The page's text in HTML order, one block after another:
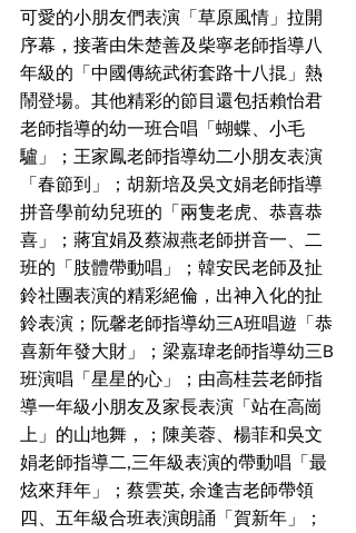
可愛的小朋友們表演「草原風情」拉開
序幕，接著由朱楚善及柴寧老師指導八
年級的「中國傳統武術套路十八掍」熱
鬧登場。其他精彩的節目還包括賴怡君
老師指導的幼一班合唱「蝴蝶、小毛
驢」；王家鳳老師指導幼二小朋友表演
「春節到」；胡新培及吳文娟老師指導
拼音學前幼兒班的「兩隻老虎、恭喜恭
喜」；蔣宜娟及蔡淑燕老師拼音一、二
班的「肢體帶動唱」；韓安民老師及扯
鈴社團表演的精彩絕倫，出神入化的扯
鈴表演；阮馨老師指導幼三A班唱遊「恭
喜新年發大財」；梁嘉瑋老師指導幼三B
班演唱「星星的心」；由高桂芸老師指
導一年級小朋友及家長表演「站在高崗
上」的山地舞，；陳美蓉、楊菲和吳文
娟老師指導二,三年級表演的帶動唱「最
炫來拜年」；蔡雲英, 余逢吉老師帶領
四、五年級合班表演朗誦「賀新年」；